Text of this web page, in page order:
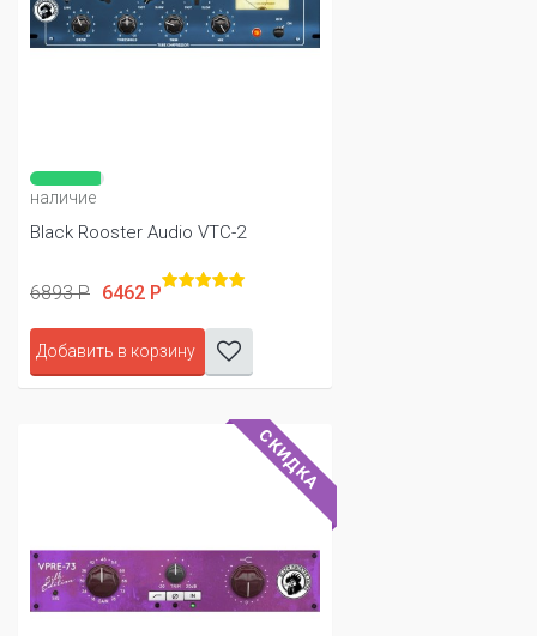
наличие
Black Rooster Audio VTC-2
6893 Р 6462 Р
Добавить в корзину
СКИДКА